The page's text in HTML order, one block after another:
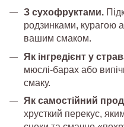
З сухофруктами.
родзинками, курагою
вашим смаком.
Як інгредієнт у
мюслі-барах або
смаку.
Як самостійний
хрусткий перекус,